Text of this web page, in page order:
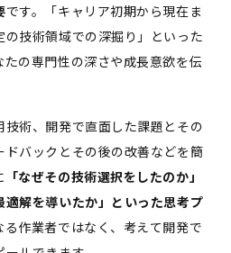
です。「キャリア初期から現在ま
技術領域での深掘り」といった
の専門性の深さや成長意欲を伝
術、開発で直面した課題とその
バックとその後の改善などを簡
「なぜその技術選択をしたのか」
適解を導いたか」といった思考プ
る作業者ではなく、考えて開発で